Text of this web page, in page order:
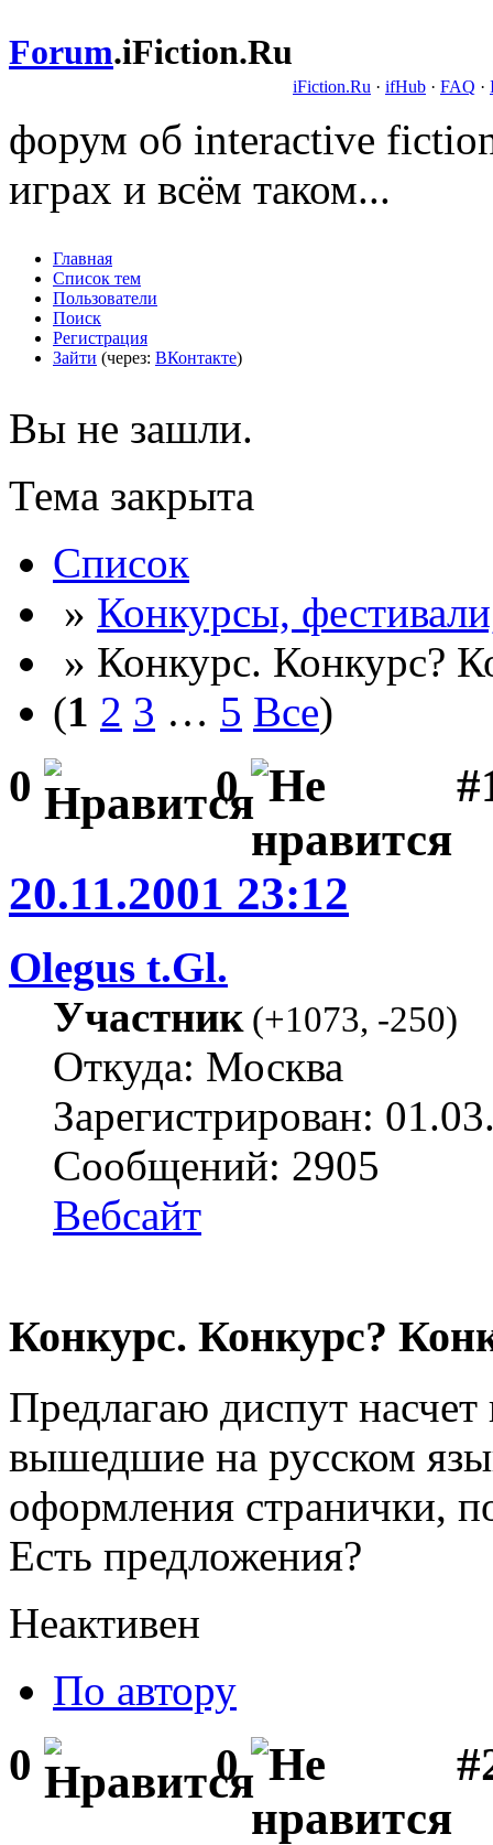
Forum.iFiction.Ru
iFiction.Ru · ifHub · FAQ ·
форум об interactive
играх и всём таком...
Главная
Список тем
Пользователи
Поиск
Регистрация
Зайти (через: ВКонтакте)
Вы не зашли.
Тема закрыта
Список
» Конкурсы,
» Конкурс. Конкурс?
(1 2 3 … 5 Все)
0 0
20.11.2001 23:12
Olegus t.Gl.
Участник(+1073, -250)
Откуда: Москва
Зарегистрирован:
Сообщений: 2905
Вебсайт
Конкурс. Конкурс?
Предлагаю диспут
вышедшие на русском
оформления странички,
Есть предложения?
Неактивен
По автору
0 0